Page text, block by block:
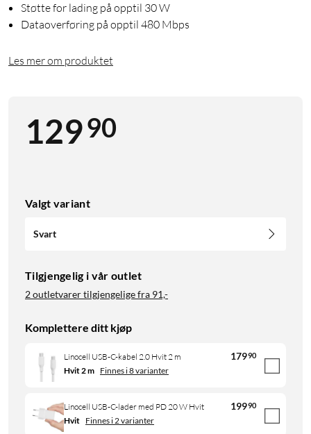
Støtte for lading på opptil 30 W
Dataoverføring på opptil 480 Mbps
Les mer om produktet
12990
Valgt variant
Svart
Tilgjengelig i vår outlet
2 outletvarer tilgjengelige fra 91,-
Komplettere ditt kjøp
Linocell USB-C-kabel 2.0 Hvit 2 m 17990
Hvit 2 m Finnes i 8 varianter
Linocell USB-C-lader med PD 20 W Hvit 19990
Hvit Finnes i 2 varianter